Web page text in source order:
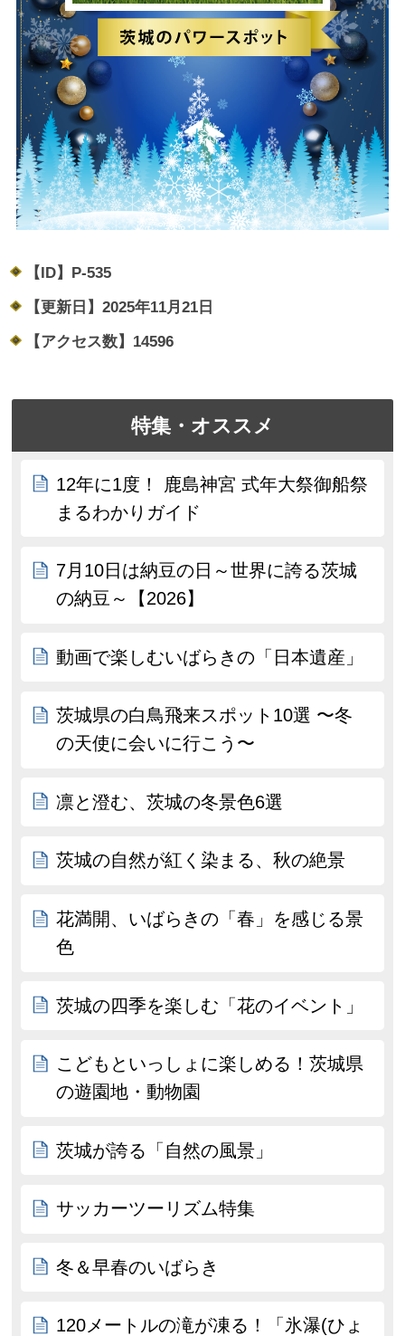
【ID】 P-535
【更新日】 2025年11月21日
【アクセス数】 14596
特集・オススメ
12年に1度！ 鹿島神宮 式年大祭御船祭
まるわかりガイド
7月10日は納豆の日～世界に誇る茨城
の納豆～【2026】
動画で楽しむいばらきの「日本遺産」
茨城県の白鳥飛来スポット10選 〜冬
の天使に会いに行こう〜
凛と澄む、茨城の冬景色6選
茨城の自然が紅く染まる、秋の絶景
花満開、いばらきの「春」を感じる景
色
茨城の四季を楽しむ「花のイベント」
こどもといっしょに楽しめる！茨城県
の遊園地・動物園
茨城が誇る「自然の風景」
サッカーツーリズム特集
冬＆早春のいばらき
120メートルの滝が凍る！「氷瀑(ひょ